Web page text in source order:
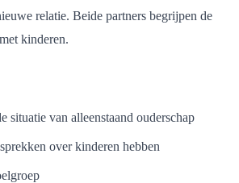
relatie. Beide partners begrijpen de
kinderen.
situatie van alleenstaand ouderschap
over kinderen hebben